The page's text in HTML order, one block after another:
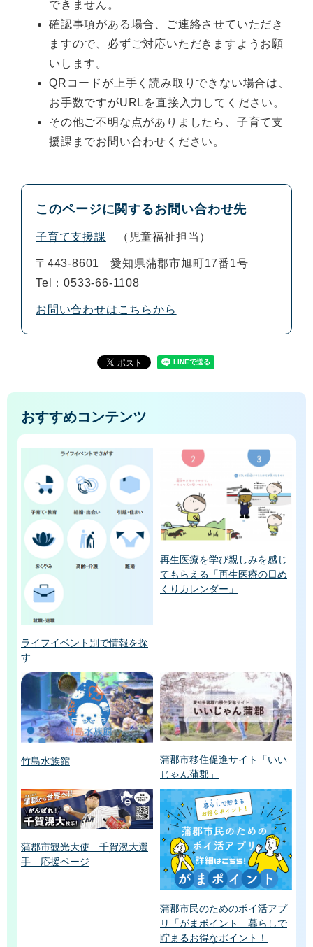
できません。
確認事項がある場合、ご連絡させていただき
ますので、必ずご対応いただきますようお願
いします。
QRコードが上手く読み取りできない場合は、
お手数ですがURLを直接入力してください。
その他ご不明な点がありましたら、子育て支
援課までお問い合わせください。
このページに関するお問い合わせ先
子育て支援課 児童福祉担当
〒443-8601
愛知県蒲郡市旭町17番1号
Tel：0533-66-1108
お問い合わせはこちらから
おすすめコンテンツ
ライフイベント別で情報を探
す
再生医療を学び親しみを感じ
てもらえる「再生医療の日め
くりカレンダー」
竹島水族館
蒲郡市移住促進サイト「いい
じゃん蒲郡」
蒲郡市観光大使 千賀滉大選
手 応援ページ
蒲郡市民のためのポイ活アプ
リ「がまポイント」暮らしで
貯まるお得なポイント！